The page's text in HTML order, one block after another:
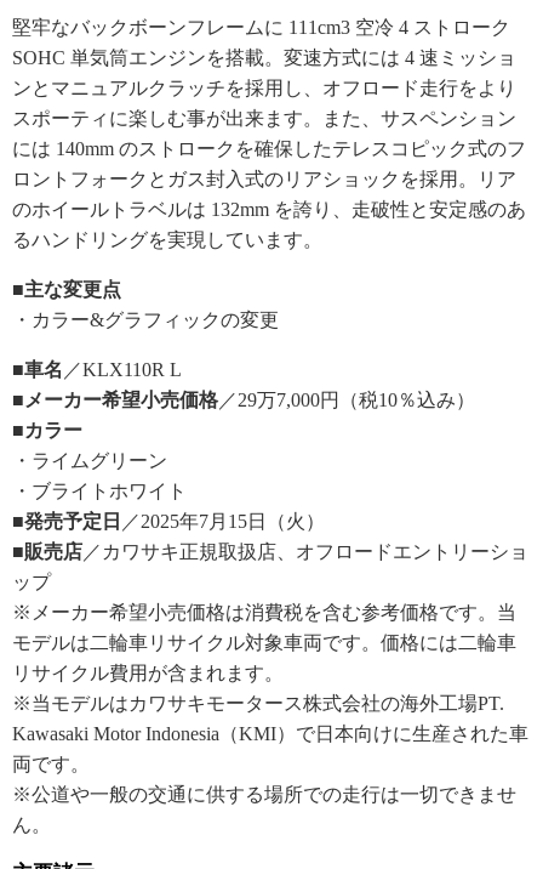
堅牢なバックボーンフレームに 111cm3 空冷 4 ストローク
SOHC 単気筒エンジンを搭載。変速方式には 4 速ミッショ
ンとマニュアルクラッチを採用し、オフロード走行をより
スポーティに楽しむ事が出来ます。また、サスペンション
には 140mm のストロークを確保したテレスコピック式のフ
ロントフォークとガス封入式のリアショックを採用。リア
のホイールトラベルは 132mm を誇り、走破性と安定感のあ
るハンドリングを実現しています。
■主な変更点
・カラー&グラフィックの変更
■車名 ／KLX110R L
■メーカー希望小売価格 ／29万7,000円（税10％込み）
■カラー
・ライムグリーン
・ブライトホワイト
■発売予定日 ／2025年7月15日（火）
■販売店 ／カワサキ正規取扱店、オフロードエントリーショ
ップ
※メーカー希望小売価格は消費税を含む参考価格です。当
モデルは二輪車リサイクル対象車両です。価格には二輪車
リサイクル費用が含まれます。
※当モデルはカワサキモータース株式会社の海外工場PT.
Kawasaki Motor Indonesia（KMI）で日本向けに生産された車
両です。
※公道や一般の交通に供する場所での走行は一切できませ
ん。